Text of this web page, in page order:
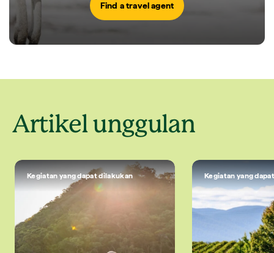
Find a travel agent
Artikel unggulan
Kegiatan yang dapat dilakukan Kegiatan yang